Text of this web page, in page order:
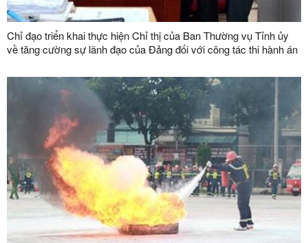
Chỉ đạo triển khai thực hiện Chỉ thị của Ban Thường vụ Tỉnh ủy
về tăng cường sự lãnh đạo của Đảng đối với công tác thi hành án